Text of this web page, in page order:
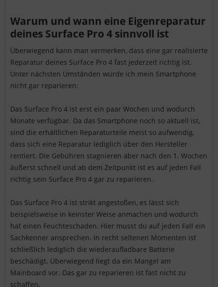
Warum und wann eine Eigenreparatur
deines Surface Pro 4 sinnvoll ist
Überwiegend kann man vermerken, dass eine gar realisierte
Reparatur deines Surface Pro 4 fast jederzeit richtig ist.
Unter nächsten Umständen würde ich mein Smartphone
nicht gar reparieren:
Das Surface Pro 4 ist erst ein paar Wochen und wodurch
Monate verfügbar. Da das Smartphone noch so aktuell ist,
sind die erhältlichen Reparaturteile meist so aufwendig,
dass sich eine Reparatur lediglich über den Hersteller
rentiert. Die Gebühren stagnieren aber nach den 1. Wochen
äußerst schnell und ab dem Zeitpunkt ist es auf jeden Fall
richtig sein Surface Pro 4 gar zu reparieren.
Das Surface Pro 4 ist strikt angestoßen, es lässt sich
beispielsweise in keinster Weise anmachen und wodurch
hat einen Feuchteschaden. Hier musst du auf jeden Fall ein
Sachkenner ansprechen. In recht seltenen Momenten ist
schließlich lediglich die wiederaufladbare Batterie
beschädigt. Überwiegend liegt da ein Mangel am
Mainboard vor. Das gar zu reparieren ist fast nicht zu
schaffen.